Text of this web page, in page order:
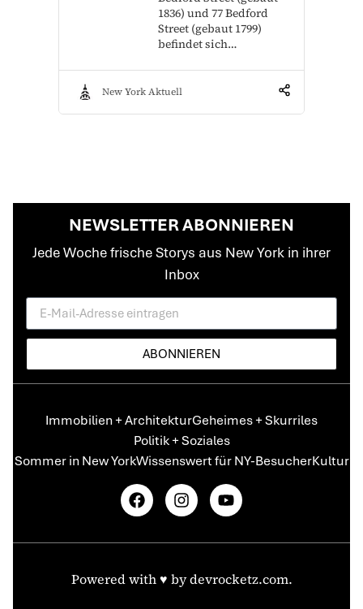
1836) und 77 Bedford
Street (gebaut 1799)
befindet sich…
New York Aktuell
NEWSLETTER ABONNIEREN
Jede Woche frische Storys aus New York in ihrer
Inbox
ABONNIEREN
Immobilien + ArchitekturGeheimes + Skurriles
Politik + Soziales
Sommer in New YorkWissenswert für NY-BesucherKultur
Powered with ♥️ bydevrocketz.com.